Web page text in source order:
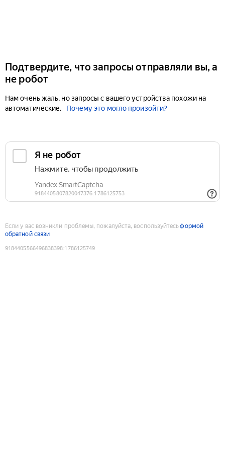
Подтвердите, что запросы отправляли вы, а
не робот
Нам очень жаль, но запросы с вашего устройства похожи на
автоматические.
Почему это могло произойти?
Если у вас возникли проблемы, пожалуйста, воспользуйтесьформой
обратной связи
9184405566496838398:1786125749